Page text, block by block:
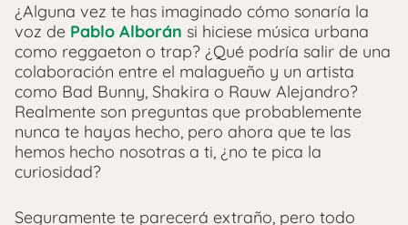
¿Alguna vez te has imaginado cómo sonaría la
voz de Pablo Alborán si hiciese música urbana
como reggaeton o trap? ¿Qué podría salir de una
colaboración entre el malagueño y un artista
como Bad Bunny, Shakira o Rauw Alejandro?
Realmente son preguntas que probablemente
nunca te hayas hecho, pero ahora que te las
hemos hecho nosotras a ti, ¿no te pica la
curiosidad?
Seguramente te parecerá extraño, pero todo